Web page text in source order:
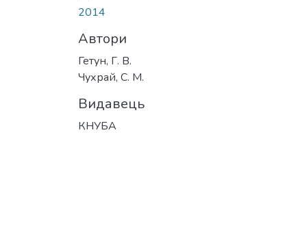
2014
Автори
Гетун, Г. В.
Чухрай, С. М.
Видавець
КНУБА